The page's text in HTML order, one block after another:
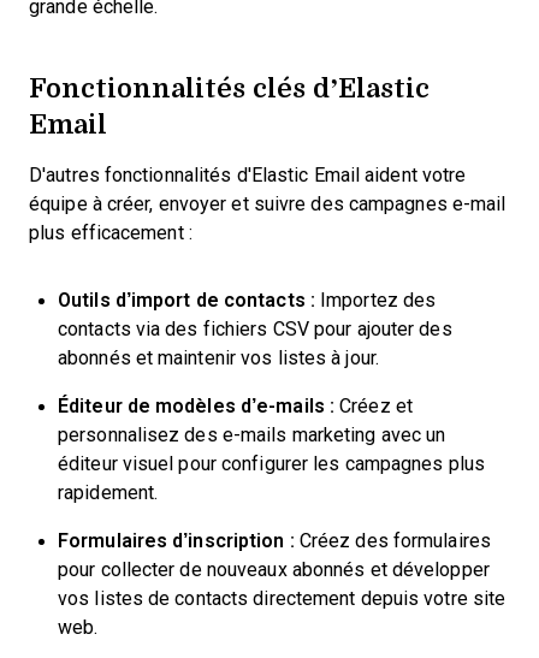
grande échelle.
Fonctionnalités clés d’Elastic
Email
D'autres fonctionnalités d'Elastic Email aident votre
équipe à créer, envoyer et suivre des campagnes e-mail
plus efficacement :
Outils d’import de contacts : Importez des
contacts via des fichiers CSV pour ajouter des
abonnés et maintenir vos listes à jour.
Éditeur de modèles d’e-mails : Créez et
personnalisez des e-mails marketing avec un
éditeur visuel pour configurer les campagnes plus
rapidement.
Formulaires d’inscription : Créez des formulaires
pour collecter de nouveaux abonnés et développer
vos listes de contacts directement depuis votre site
web.